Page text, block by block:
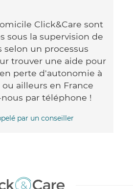
Click&Care sont
sous la supervision de
selon un processus
trouver une aide pour
perte d'autonomie à
ailleurs en France
par téléphone !
par un conseiller